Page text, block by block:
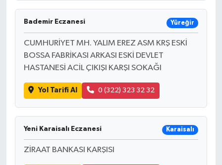
Bademir Eczanesi Yüreğir
CUMHURİYET MH. YALIM EREZ ASM KRŞ ESKİ
BOSSA FABRİKASI ARKASI ESKİ DEVLET
HASTANESİ ACİL ÇIKIŞI KARŞI SOKAĞI
Yol Tarifi Al 0 (322) 323 32 32
Yeni Karaisalı Eczanesi Karaisalı
ZİRAAT BANKASI KARŞISI